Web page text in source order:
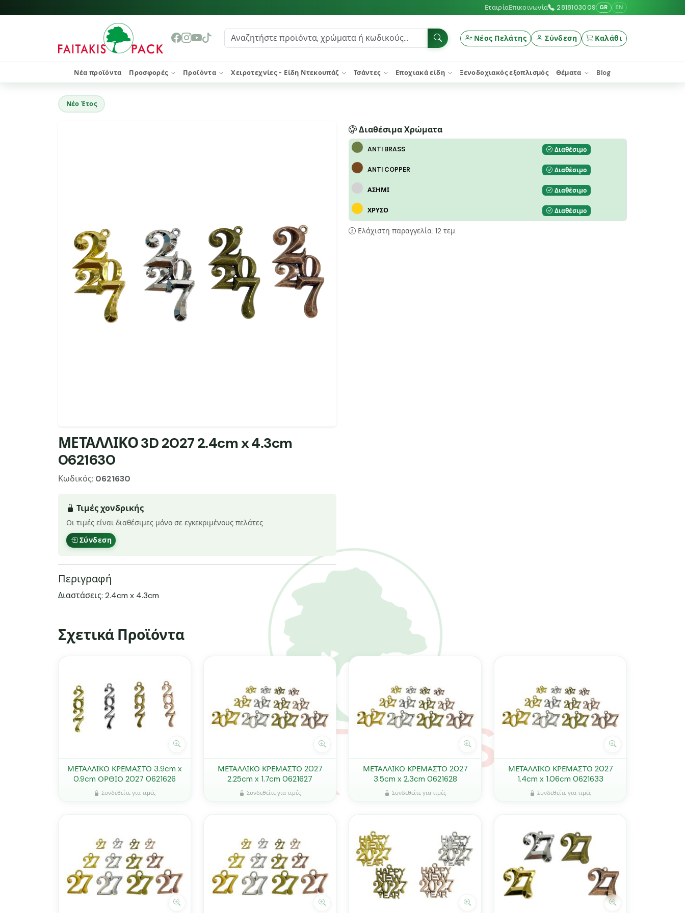
ΕταιρίαΕπικοινωνία 2818103009 GR EN
Νέος Πελάτης Σύνδεση Καλάθι
Νέα προϊόντα Προσφορές Προϊόντα Χειροτεχνίες - Είδη Ντεκουπάζ Τσάντες Εποχιακά είδη Ξενοδοχιακός εξοπλισμός Θέματα Blog
Νέο Έτος
ΜΕΤΑΛΛΙΚΟ 3D 2027 2.4cm x 4.3cm
0621630
Κωδικός: 0621630
Τιμές χονδρικής
Οι τιμές είναι διαθέσιμες μόνο σε εγκεκριμένους πελάτες.
Σύνδεση
Περιγραφή
Διαστάσεις: 2.4cm x 4.3cm
Διαθέσιμα Χρώματα
ANTI BRASS Διαθέσιμο
ANTI COPPER Διαθέσιμο
ΑΣΗΜΙ Διαθέσιμο
ΧΡΥΣΟ Διαθέσιμο
Ελάχιστη παραγγελία: 12 τεμ.
Σχετικά Προϊόντα
ΜΕΤΑΛΛΙΚΟ ΚΡΕΜΑΣΤΟ 3.9cm x
0.9cm ΟΡΘΙΟ 2027 0621626
Συνδεθείτε για τιμές
ΜΕΤΑΛΛΙΚΟ ΚΡΕΜΑΣΤΟ 2027
2.25cm x 1.7cm 0621627
Συνδεθείτε για τιμές
ΜΕΤΑΛΛΙΚΟ ΚΡΕΜΑΣΤΟ 2027
3.5cm x 2.3cm 0621628
Συνδεθείτε για τιμές
ΜΕΤΑΛΛΙΚΟ ΚΡΕΜΑΣΤΟ 2027
1.4cm x 1.06cm 0621633
Συνδεθείτε για τιμές